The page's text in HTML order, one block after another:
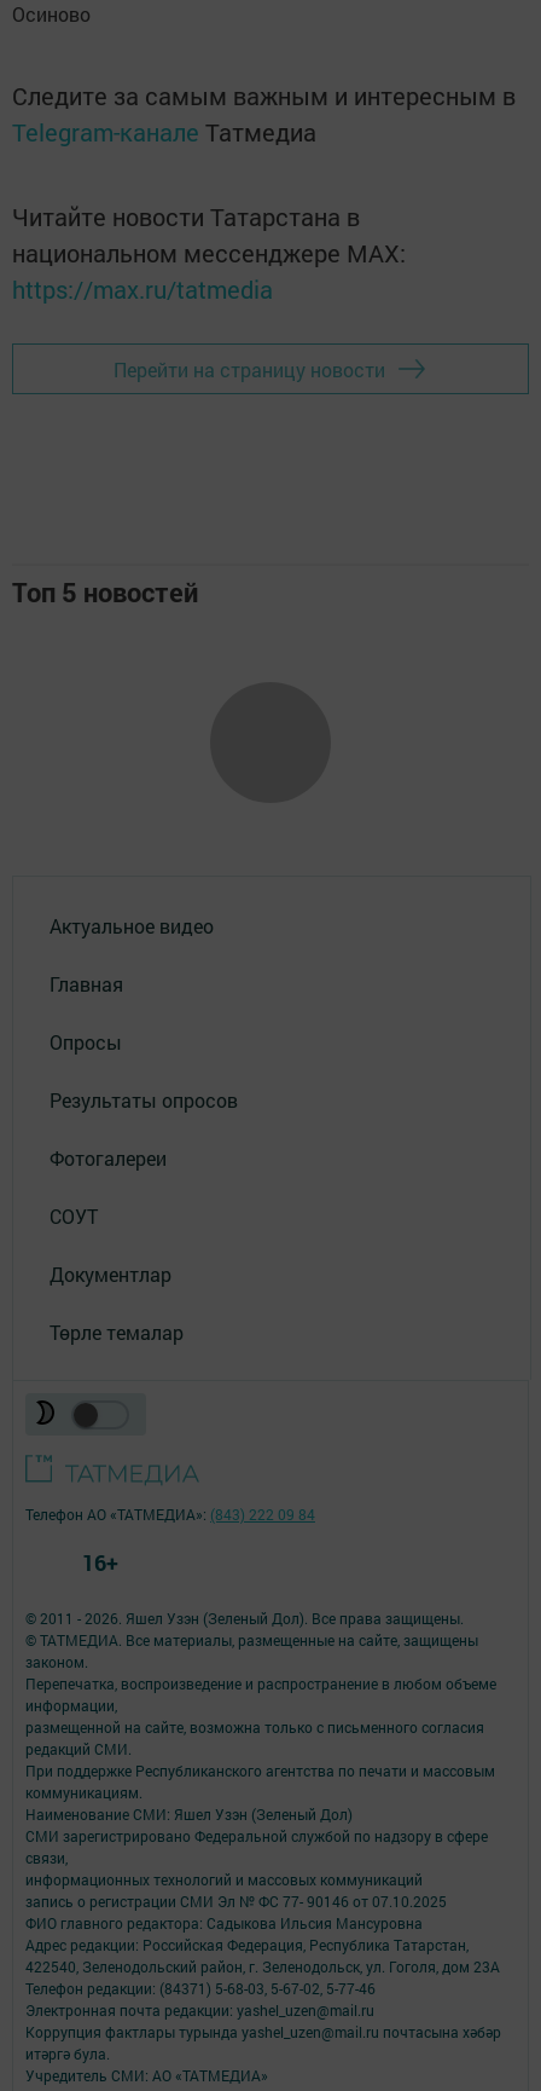
Осиново
Следите за самым важным и интересным в
Telegram-канале Татмедиа
Читайте новости Татарстана в
национальном мессенджере MАХ:
https://max.ru/tatmedia
Перейти на страницу новости
Топ 5 новостей
Актуальное видео
Главная
Опросы
Результаты опросов
Фотогалереи
СОУТ
Документлар
Төрле темалар
© 2011 - 2026. Яшел Узэн (Зеленый Дол). Все права защищены.
© ТАТМЕДИА. Все материалы, размещенные на сайте, защищены
законом.
Перепечатка, воспроизведение и распространение в любом объеме
информации,
размещенной на сайте, возможна только с письменного согласия
редакций СМИ.
При поддержке Республиканского агентства по печати и массовым
коммуникациям.
Наименование СМИ: Яшел Узэн (Зеленый Дол)
СМИ зарегистрировано Федеральной службой по надзору в сфере
связи,
информационных технологий и массовых коммуникаций
запись о регистрации СМИ Эл № ФС 77- 90146 от 07.10.2025
ФИО главного редактора: Садыкова Ильсия Мансуровна
Адрес редакции: Российская Федерация, Республика Татарстан,
422540, Зеленодольский район, г. Зеленодольск, ул. Гоголя, дом 23А
Телефон редакции: (84371) 5-68-03, 5-67-02, 5-77-46
Электронная почта редакции: yashel_uzen@mail.ru
Коррупция фактлары турында yashel_uzen@mail.ru почтасына хәбәр
итәргә була.
Учредитель СМИ: АО «ТАТМЕДИА»
Телефон АО «ТАТМЕДИА»: (843) 222 09 84
16+